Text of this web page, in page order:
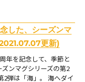
した、シーズンマ
更新)
年を記念して、季節と
ンマグシリーズの第2
2弾は「海」。 海へダイ